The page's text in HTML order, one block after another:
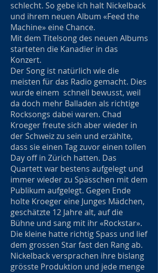
schlecht. So gebe ich halt Nickelback
und ihrem neuen Album «Feed the
Machine» eine Chance.
Mit dem Titelsong des neuen Albums
starteten die Kanadier in das
Konzert.
Der Song ist natürlich wie die
meisten für das Radio gemacht. Dies
wurde einem schnell bewusst, weil
da doch mehr Balladen als richtige
Rocksongs dabei waren. Chad
Kroeger freute sich aber wieder in
der Schweiz zu sein und erzählte,
dass sie einen Tag zuvor einen tollen
Day off in Zürich hatten. Das
Quartett war bestens aufgelegt und
immer wieder zu Spässchen mit dem
Publikum aufgelegt. Gegen Ende
holte Kroeger eine Junges Mädchen,
geschätzte 12 Jahre alt, auf die
Bühne und sang mit ihr «Rockstar».
Die kleine hatte richtig Spass und lief
dem grossen Star fast den Rang ab.
Nickelback versprachen ihre bislang
grösste Produktion und jede menge